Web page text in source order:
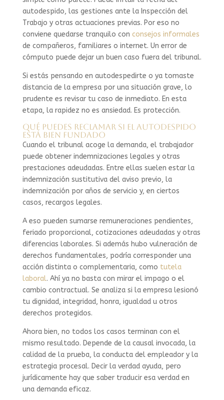
autodespido, las gestiones ante la Inspección del
Trabajo y otras actuaciones previas. Por eso no
conviene quedarse tranquilo con consejos informales
de compañeros, familiares o internet. Un error de
cómputo puede dejar un buen caso fuera del tribunal.
Si estás pensando en autodespedirte o ya tomaste
distancia de la empresa por una situación grave, lo
prudente es revisar tu caso de inmediato. En esta
etapa, la rapidez no es ansiedad. Es protección.
Qué puedes reclamar si el autodespido
está bien fundado
Cuando el tribunal acoge la demanda, el trabajador
puede obtener indemnizaciones legales y otras
prestaciones adeudadas. Entre ellas suelen estar la
indemnización sustitutiva del aviso previo, la
indemnización por años de servicio y, en ciertos
casos, recargos legales.
A eso pueden sumarse remuneraciones pendientes,
feriado proporcional, cotizaciones adeudadas y otras
diferencias laborales. Si además hubo vulneración de
derechos fundamentales, podría corresponder una
acción distinta o complementaria, como tutela
laboral. Ahí ya no basta con mirar el impago o el
cambio contractual. Se analiza si la empresa lesionó
tu dignidad, integridad, honra, igualdad u otros
derechos protegidos.
Ahora bien, no todos los casos terminan con el
mismo resultado. Depende de la causal invocada, la
calidad de la prueba, la conducta del empleador y la
estrategia procesal. Decir la verdad ayuda, pero
jurídicamente hay que saber traducir esa verdad en
una demanda eficaz.